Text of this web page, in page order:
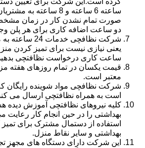
ساعته 6 ساعته و 8 ساعته
صورت تمام نشدن کار در زمان
دو ساعت اضافه کاری برای هر پلن
شرکت نظافچی
یعنی نیازی نیست برای تمیز کردن
ساعت کاری درخواست نظافتچی
قیمت یکسان در تمام روزهای هفته
معتبر است.
شرکت نظافچی مواد شوینده رایگان
است به همراه نظافتچی ارسال می
کلیه نیروهای نظافتچی آموزش دیده
بهداشتی را در حین انجام کار رعایت
استفاده از دستمال مشترک برای
بهداشتی و سایر نقاط منزل.
این شرکت دارای دستگاه های مجهز